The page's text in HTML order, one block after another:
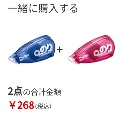
一緒に購入する
2点の合計金額
￥268（税込）